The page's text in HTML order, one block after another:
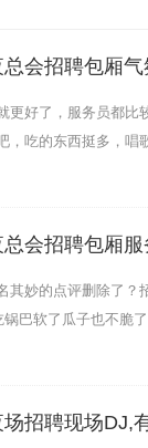
灯光亮，显得干
好！服务人员
会招聘包厢
好了，服务员都比
，吃的东西挺多，唱
妙的点评删除了？
巴软了瓜子也不脆
招聘现场DJ,